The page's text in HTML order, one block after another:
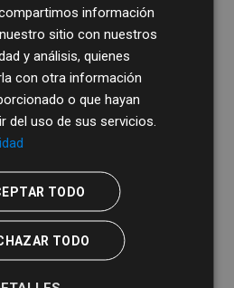
encontrado
servicios turísticos
de Salamanca
registrados en el
de Castilla y León de la Provincia de
información
sitio con nuestros
y análisis, quienes
con otra información
o que hayan
del uso de sus servicios.
TODO
TODO